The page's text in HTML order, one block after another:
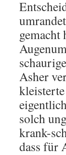
gemacht
Asher
solch
krank-
dass für